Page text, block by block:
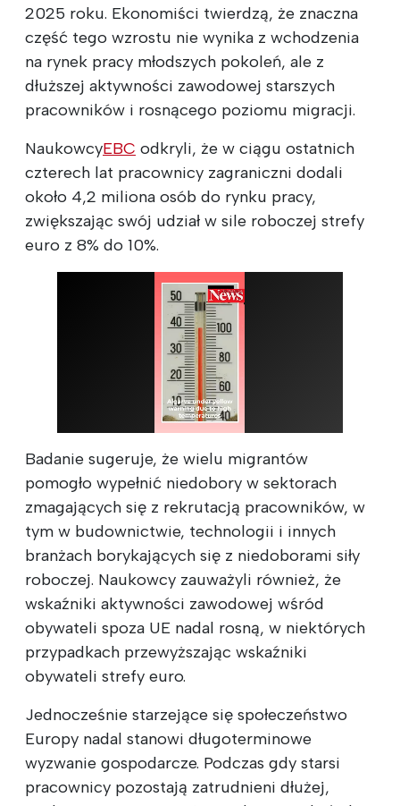
2025 roku. Ekonomiści twierdzą, że znaczna
część tego wzrostu nie wynika z wchodzenia
na rynek pracy młodszych pokoleń, ale z
dłuższej aktywności zawodowej starszych
pracowników i rosnącego poziomu migracji.
NaukowcyEBC odkryli, że w ciągu ostatnich
czterech lat pracownicy zagraniczni dodali
około 4,2 miliona osób do rynku pracy,
zwiększając swój udział w sile roboczej strefy
euro z 8% do 10%.
Badanie sugeruje, że wielu migrantów
pomogło wypełnić niedobory w sektorach
zmagających się z rekrutacją pracowników, w
tym w budownictwie, technologii i innych
branżach borykających się z niedoborami siły
roboczej. Naukowcy zauważyli również, że
wskaźniki aktywności zawodowej wśród
obywateli spoza UE nadal rosną, w niektórych
przypadkach przewyższając wskaźniki
obywateli strefy euro.
Jednocześnie starzejące się społeczeństwo
Europy nadal stanowi długoterminowe
wyzwanie gospodarcze. Podczas gdy starsi
pracownicy pozostają zatrudnieni dłużej,